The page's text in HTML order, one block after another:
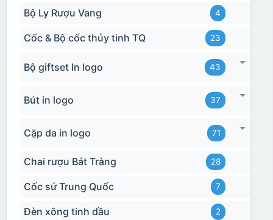
Bộ Ly Rượu Vang 4
Cốc & Bộ cốc thủy tinh TQ 23
Bộ giftset In logo 43
Bút in logo 37
Cặp da in logo 71
Chai rượu Bát Tràng 28
Cốc sứ Trung Quốc 7
Đèn xông tinh dầu 2